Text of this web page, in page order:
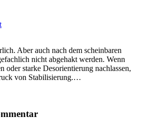
Aber auch nach dem scheinbaren
nicht abgehakt werden. Wenn
oder starke Desorientierung nachlassen,
von Stabilisierung.…